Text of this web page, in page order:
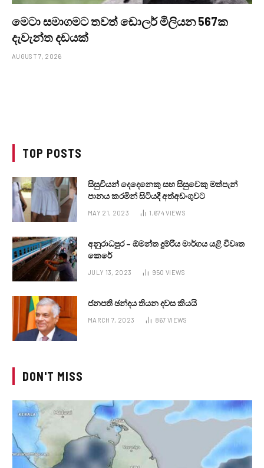
මෙටා සමාගමට තවත් ඩොලර් මිලියන 567ක
දැවැන්ත දඩයක්
AUGUST 7, 2026
TOP POSTS
සිසුවියන් දෙදෙනෙකු සහ සිසුවෙකු මත්පැන්
පානය කරමින් සිටියදී අත්අඩංගුවට
MAY 21, 2023 1,674VIEWS
අනුරාධපුර – ඕමන්ත දුම්රිය මාර්ගය යළි විවෘත
කෙරේ
JULY 13, 2023 950 VIEWS
ජනපති ඡන්දය තියන දවස කියයි
MARCH 7, 2023 867 VIEWS
DON'T MISS